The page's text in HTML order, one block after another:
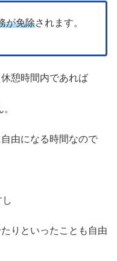
が免除されます。
憩時間内であれば
由になる時間なので
りといったことも自由